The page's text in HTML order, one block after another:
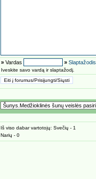
» Vardas » Slaptažodis
Iveskite savo vardą ir slaptažodį.
Iš viso dabar vartotojų: Svečių - 1
Narių - 0